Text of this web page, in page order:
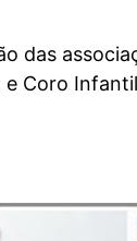
das
Coro